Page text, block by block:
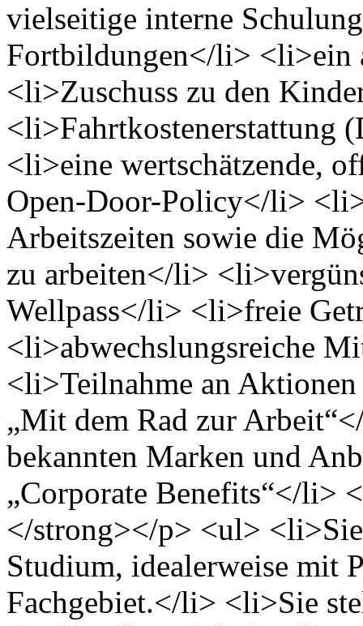
vielseitige interne
Fortbildungen</li> <li>ein
<li>Zuschuss zu den
<li>Fahrtkostenerstattung
<li>eine wertschätzende,
Open-Door-Policy</li>
Arbeitszeiten sowie die
zu arbeiten</li>
Wellpass</li> <li>freie
<li>abwechslungsreiche
<li>Teilnahme an
„Mit dem Rad zur
bekannten Marken und
„Corporate Benefits“</li>
</strong></p> <ul> <li>Sie
Studium, idealerweise mit
Fachgebiet.</li> <li>Sie